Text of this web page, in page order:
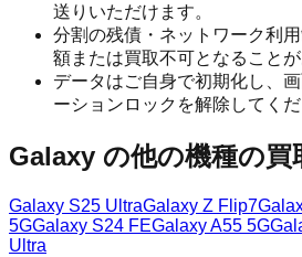
送りいただけます。
分割の残債・ネットワーク利
額または買取不可となることが
データはご自身で初期化し、
ーションロックを解除してくだ
Galaxy の他の機種の買
Galaxy S25 UltraGalaxy Z Flip7
5GGalaxy S24 FEGalaxy A55 5G
Ultra